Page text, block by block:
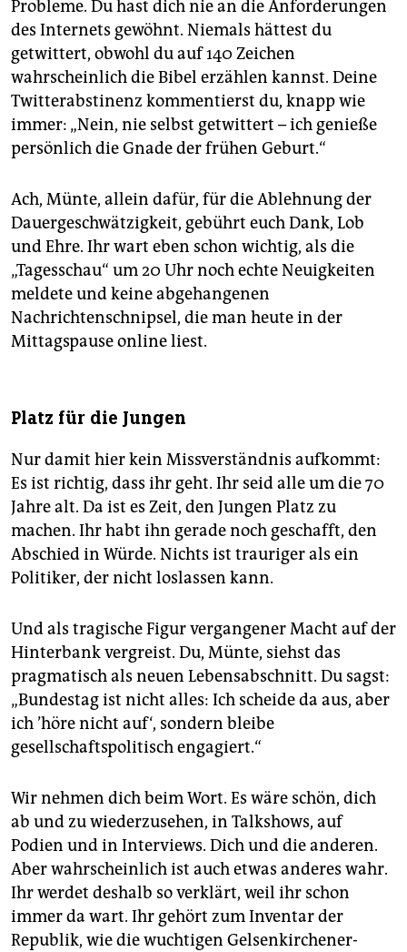
Probleme. Du hast dich nie an die Anforderungen
des Internets gewöhnt. Niemals hättest du
getwittert, obwohl du auf 140 Zeichen
wahrscheinlich die Bibel erzählen kannst. Deine
Twitterabstinenz kommentierst du, knapp wie
immer: „Nein, nie selbst getwittert – ich genieße
persönlich die Gnade der frühen Geburt.“
Ach, Münte, allein dafür, für die Ablehnung der
Dauergeschwätzigkeit, gebührt euch Dank, Lob
und Ehre. Ihr wart eben schon wichtig, als die
„Tagesschau“ um 20 Uhr noch echte Neuigkeiten
meldete und keine abgehangenen
Nachrichtenschnipsel, die man heute in der
Mittagspause online liest.
Platz für die Jungen
Nur damit hier kein Missverständnis aufkommt:
Es ist richtig, dass ihr geht. Ihr seid alle um die 70
Jahre alt. Da ist es Zeit, den Jungen Platz zu
machen. Ihr habt ihn gerade noch geschafft, den
Abschied in Würde. Nichts ist trauriger als ein
Politiker, der nicht loslassen kann.
Und als tragische Figur vergangener Macht auf der
Hinterbank vergreist. Du, Münte, siehst das
pragmatisch als neuen Lebensabschnitt. Du sagst:
„Bundestag ist nicht alles: Ich scheide da aus, aber
ich ’höre nicht auf‘, sondern bleibe
gesellschaftspolitisch engagiert.“
Wir nehmen dich beim Wort. Es wäre schön, dich
ab und zu wiederzusehen, in Talkshows, auf
Podien und in Interviews. Dich und die anderen.
Aber wahrscheinlich ist auch etwas anderes wahr.
Ihr werdet deshalb so verklärt, weil ihr schon
immer da wart. Ihr gehört zum Inventar der
Republik, wie die wuchtigen Gelsenkirchener-